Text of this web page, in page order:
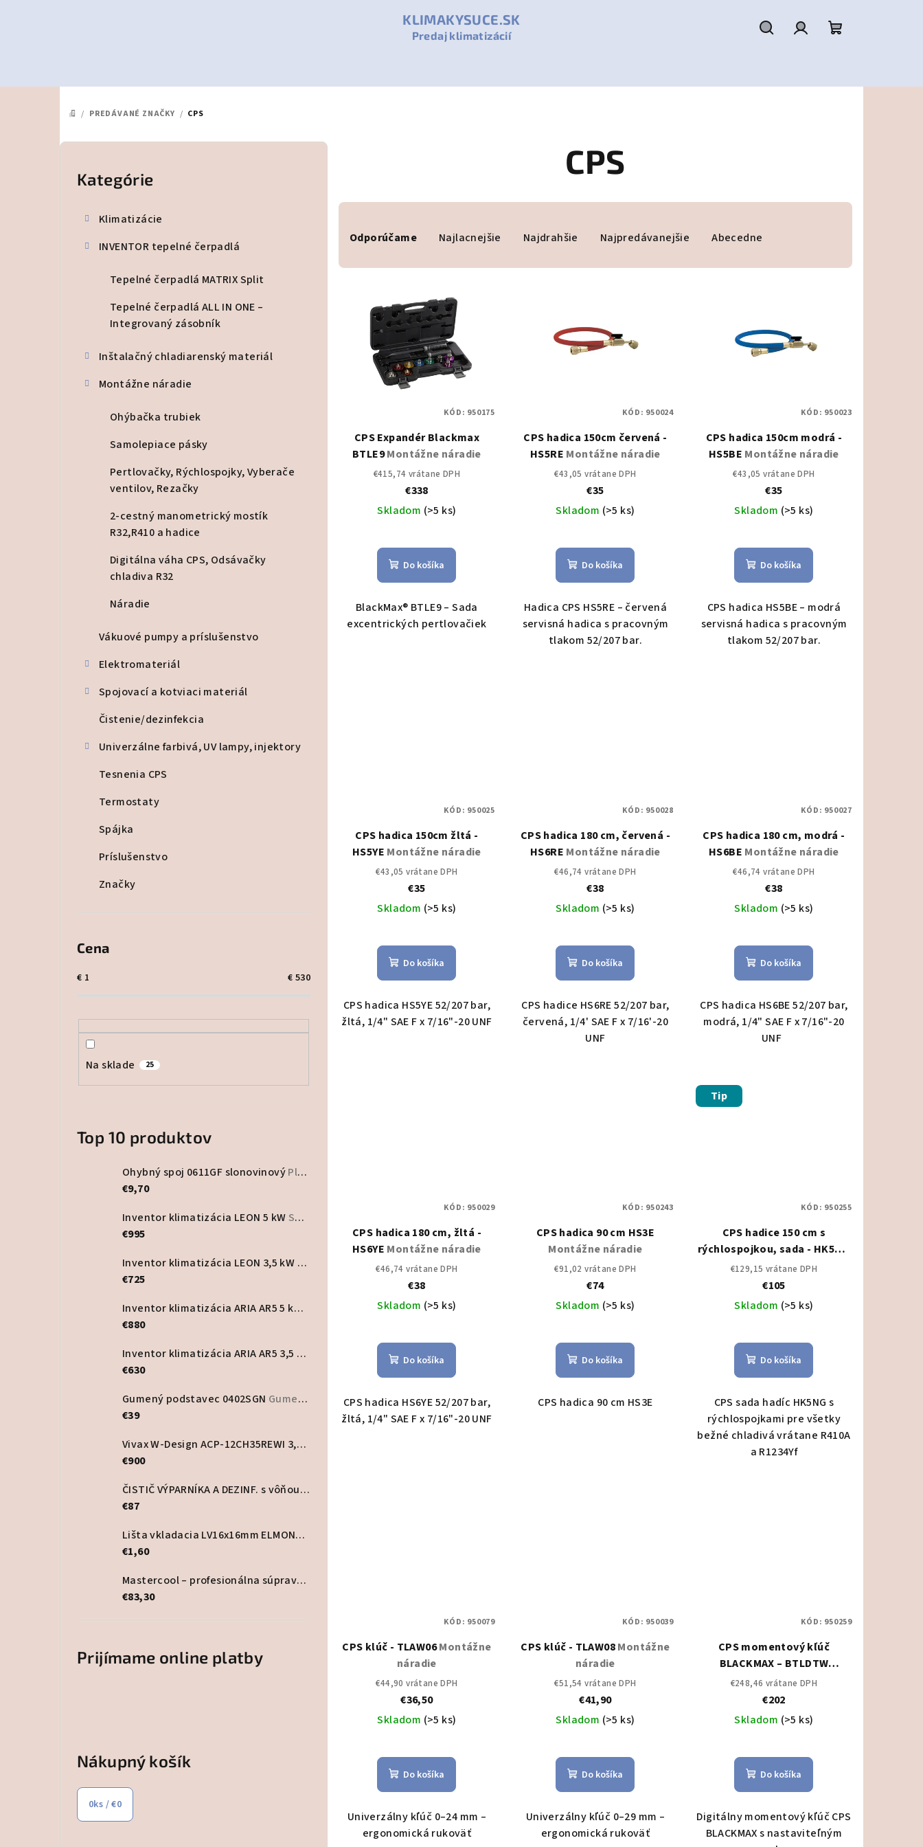
KLIMAKYSUCE.SK
Predaj klimatizácií
košík
DOMOV
/ PREDÁVANÉ ZNAČKY / CPS
B
Preskočiť
kategórie
Kategórie
Klimatizácie
INVENTOR tepelné čerpadlá
Tepelné čerpadlá MATRIX Split
Tepelné čerpadlá ALL IN ONE –
Integrovaný zásobník
Inštalačný chladiarenský materiál
Montážne náradie
Ohýbačka trubiek
Samolepiace pásky
Pertlovačky, Rýchlospojky, Vyberače
ventilov, Rezačky
2-cestný manometrický mostík
R32,R410 a hadice
Digitálna váha CPS, Odsávačky
chladiva R32
Náradie
Vákuové pumpy a príslušenstvo
Elektromateriál
Spojovací a kotviaci materiál
Čistenie/dezinfekcia
Univerzálne farbivá, UV lampy, injektory
Tesnenia CPS
Termostaty
Spájka
Príslušenstvo
Značky
Cena
€ 1 € 530
Na sklade 25
Top 10 produktov
Ohybný spoj 0611GF slonovinovýPlastový program
€9,70
Inventor klimatizácia LEON 5 kWSet vonkajšia a vnútorná jednotka
€995
Inventor klimatizácia LEON 3,5 kW
Set vonkajšia a vnútorná jednotka
€725
Inventor klimatizácia ARIA AR5 5 kW
Set vonkajšia a vnútorná jednotka
€880
Inventor klimatizácia ARIA AR5 3,5 kW
Set vonkajšia a vnútorná jednotka
€630
Gumený podstavec 0402SGN Gumené a plastové podstavce
€39
Vivax W-Design ACP-12CH35REWI 3,5 kW nástenná klimatizácia
€900
ČISTIČ VÝPARNÍKA A DEZINF. s vôňou PurAire ECD 5L
€87
Lišta vkladacia LV16x16mm ELMONT, biela
€1,60
Mastercool – profesionálna súprava lepidla na HVAC potrubia
€83,30
Prijímame online platby
Nákupný košík
0ks /€0
CPS
a
d
Odporúčame Najlacnejšie Najdrahšie Najpredávanejšie Abecedne
v
CPS Expandér Blackmax
BTLE9Montážne náradie
€415,74 vrátane DPH
€338
Skladom (>5 ks)
Do košíka
BlackMax® BTLE9 – Sada
excentrických pertlovačiek
KÓD: 950175
CPS hadica 150cm červená -
HS5RE Montážne náradie
€43,05 vrátane DPH
€35
Skladom (>5 ks)
Do košíka
Hadica CPS HS5RE – červená
servisná hadica s pracovným
tlakom 52/207 bar.
KÓD: 950024
CPS hadica 150cm modrá -
HS5BE Montážne náradie
€43,05 vrátane DPH
€35
Skladom (>5 ks)
Do košíka
CPS hadica HS5BE – modrá
servisná hadica s pracovným
tlakom 52/207 bar.
KÓD: 950023
CPS hadica 150cm žltá -
HS5YE Montážne náradie
€43,05 vrátane DPH
€35
Skladom (>5 ks)
Do košíka
CPS hadica HS5YE 52/207 bar,
žltá, 1/4" SAE F x 7/16"-20 UNF
KÓD: 950025
CPS hadica 180 cm, červená -
HS6RE Montážne náradie
€46,74 vrátane DPH
€38
Skladom (>5 ks)
Do košíka
CPS hadice HS6RE 52/207 bar,
červená, 1/4' SAE F x 7/16'-20
UNF
KÓD: 950028
CPS hadica 180 cm, modrá -
HS6BE Montážne náradie
€46,74 vrátane DPH
€38
Skladom (>5 ks)
Do košíka
CPS hadica HS6BE 52/207 bar,
modrá, 1/4" SAE F x 7/16"-20
UNF
KÓD: 950027
CPS hadica 180 cm, žltá -
HS6YE Montážne náradie
€46,74 vrátane DPH
€38
Skladom (>5 ks)
Do košíka
CPS hadica HS6YE 52/207 bar,
žltá, 1/4" SAE F x 7/16"-20 UNF
KÓD: 950029
CPS hadica 90 cm HS3E
Montážne náradie
€91,02 vrátane DPH
€74
Skladom (>5 ks)
Do košíka
CPS hadica 90 cm HS3E
KÓD: 950243
Tip
CPS hadice 150 cm s
rýchlospojkou, sada - HK5NG
Montážne náradie
€129,15 vrátane DPH
€105
Skladom (>5 ks)
Do košíka
CPS sada hadíc HK5NG s
rýchlospojkami pre všetky
bežné chladivá vrátane R410A
a R1234Yf
KÓD: 950255
CPS klúč - TLAW06Montážne
náradie
€44,90 vrátane DPH
€36,50
Skladom (>5 ks)
Do košíka
Univerzálny kľúč 0–24 mm –
ergonomická rukoväť
KÓD: 950079
CPS klúč - TLAW08Montážne
náradie
€51,54 vrátane DPH
€41,90
Skladom (>5 ks)
Do košíka
Univerzálny kľúč 0–29 mm –
ergonomická rukoväť
KÓD: 950039
CPS momentový kľúč
BLACKMAX – BTLDTW
Montážne náradie
€248,46 vrátane DPH
€202
Skladom (>5 ks)
Do košíka
Digitálny momentový kľúč CPS
BLACKMAX s nastaviteľným
KÓD: 950259